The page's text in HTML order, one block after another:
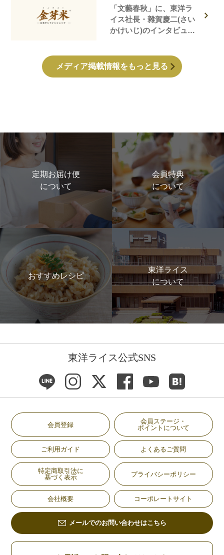
「文藝春秋」に、東洋ラ
イス社長・雜賀慶二(さい
かけいじ)のインタビュー
メディア掲載情報をもっと見る
定期お届け便
について
会員特典
について
おすすめレシピ
東洋ライス
について
東洋ライス公式SNS
会員登録
会員ステージ・
ポイントについて
ご利用ガイド よくあるご質問
特定商取引法に
基づく表示
プライバシーポリシー
会社概要 コーポレートサイト
メールでのお問い合わせはこちら